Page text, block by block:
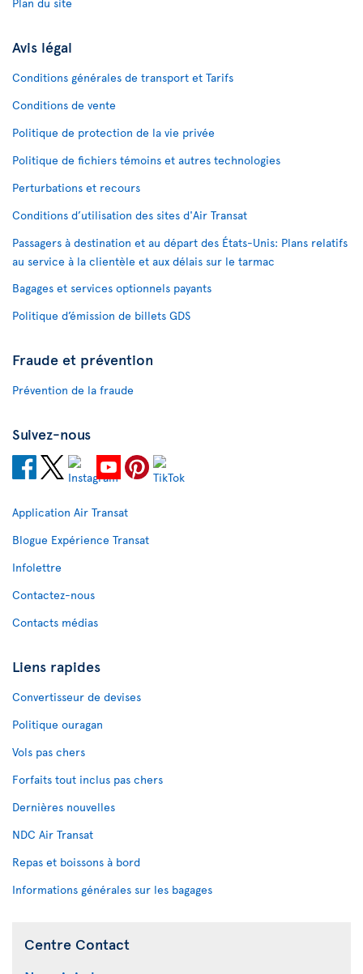
Avis légal
Conditions générales de transport et Tarifs
Conditions de vente
Politique de protection de la vie privée
Politique de fichiers témoins et autres technologies
Perturbations et recours
Conditions d’utilisation des sites d'Air Transat
Passagers à destination et au départ des États-Unis: Plans relatifs
au service à la clientèle et aux délais sur le tarmac
Bagages et services optionnels payants
Politique d’émission de billets GDS
Fraude et prévention
Prévention de la fraude
Suivez-nous
Application Air Transat
Blogue Expérience Transat
Infolettre
Contactez-nous
Contacts médias
Liens rapides
Convertisseur de devises
Politique ouragan
Vols pas chers
Forfaits tout inclus pas chers
Dernières nouvelles
NDC Air Transat
Repas et boissons à bord
Informations générales sur les bagages
Centre Contact